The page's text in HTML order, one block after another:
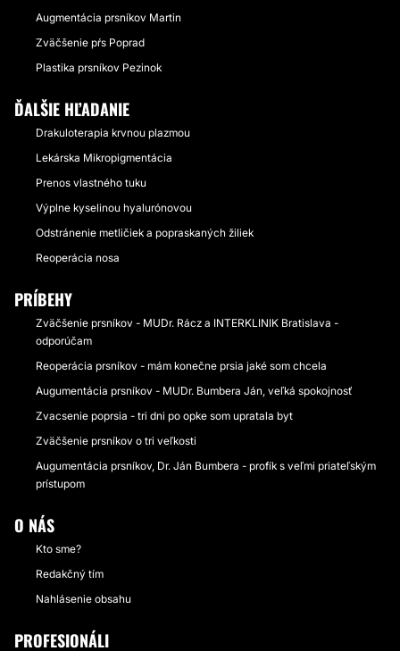
Augmentácia prsníkov Martin
Zväčšenie pŕs Poprad
Plastika prsníkov Pezinok
ĎALŠIE HĽADANIE
Drakuloterapia krvnou plazmou
Lekárska Mikropigmentácia
Prenos vlastného tuku
Výplne kyselinou hyalurónovou
Odstránenie metličiek a popraskaných žiliek
Reoperácia nosa
PRÍBEHY
Zväčšenie prsníkov - MUDr. Rácz a INTERKLINIK Bratislava -
odporúčam
Reoperácia prsníkov - mám konečne prsia jaké som chcela
Augumentácia prsníkov - MUDr. Bumbera Ján, veľká spokojnosť
Zvacsenie poprsia - tri dni po opke som upratala byt
Zväčšenie prsníkov o tri veľkosti
Augumentácia prsníkov, Dr. Ján Bumbera - profík s veľmi priateľským
prístupom
O NÁS
Kto sme?
Redakčný tím
Nahlásenie obsahu
PROFESIONÁLI